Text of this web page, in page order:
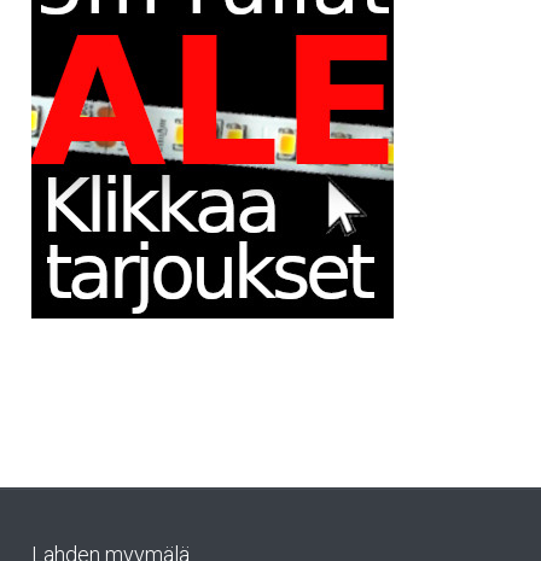
Lahden myymälä